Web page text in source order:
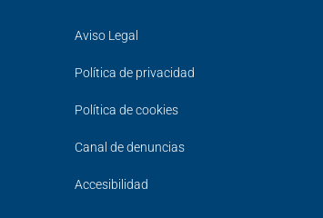
Aviso Legal
Política de privacidad
Política de cookies
Canal de denuncias
Accesibilidad